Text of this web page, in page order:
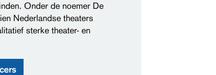
Onder de noemer De
Nederlandse theaters
sterke theater- en